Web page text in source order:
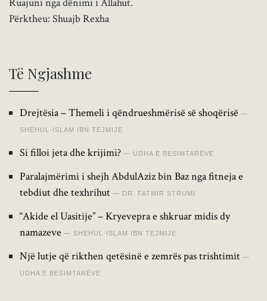
Përktheu: Shuajb Rexha
Të Ngjashme
Drejtësia – Themeli i qëndrueshmërisë së shoqërisë
SHEHUL-ISLAM IBN TEJMIJE
Si filloi jeta dhe krijimi? UDHA E BESIMTARËVE
Paralajmërimi i shejh AbdulAziz bin Baz nga fitneja e
tebdiut dhe texhrihut
DR. FATMIR STRUMI
“Akide el Uasitije” – Kryevepra e shkruar midis dy
namazeve
SHEHUL-ISLAM IBN TEJMIJE
Një lutje që rikthen qetësinë e zemrës pas trishtimit
UDHA E BESIMTARËVE